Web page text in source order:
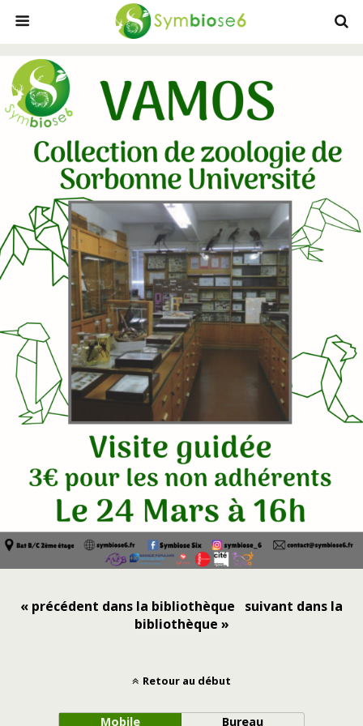
« précédent dans la bibliothèque
suivant dans la
bibliothèque »
Retour au début
Mobile Bureau